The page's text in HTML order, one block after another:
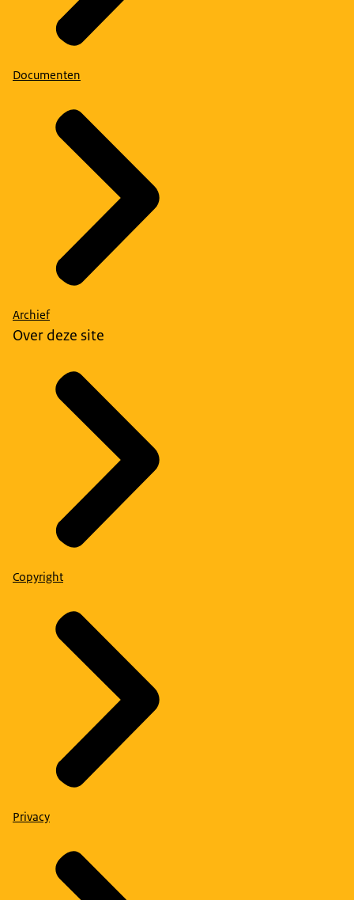
Documenten
Archief
Over deze site
Copyright
Privacy